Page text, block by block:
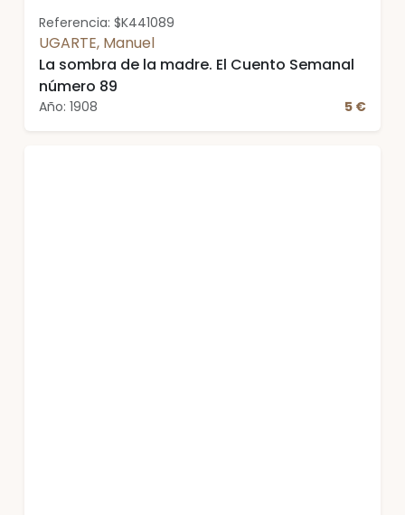
Referencia: $K441089
UGARTE, Manuel
La sombra de la madre. El Cuento Semanal
número 89
Año: 1908 5 €